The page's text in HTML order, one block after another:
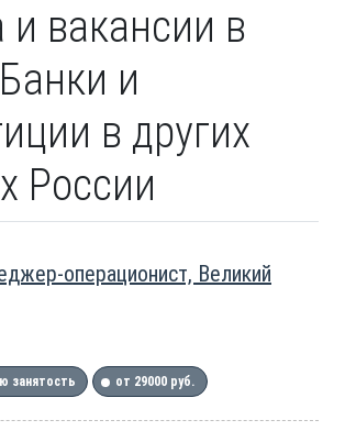
и вакансии в
и
в других
России
операционист, Великий
занятость от 29000 руб.